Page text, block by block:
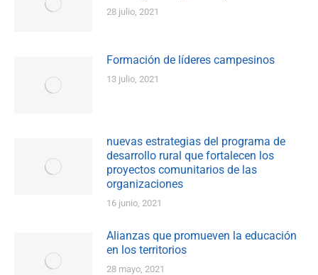
28 julio, 2021
Formación de líderes campesinos
13 julio, 2021
nuevas estrategias del programa de
desarrollo rural que fortalecen los
proyectos comunitarios de las
organizaciones
16 junio, 2021
Alianzas que promueven la educación
en los territorios
28 mayo, 2021